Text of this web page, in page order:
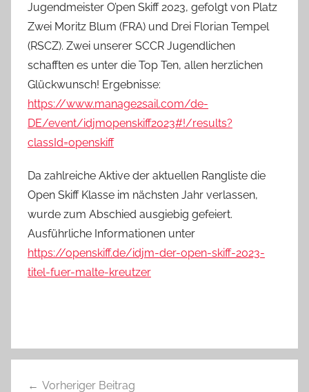
Jugendmeister O’pen Skiff 2023, gefolgt von Platz
Zwei Moritz Blum (FRA) und Drei Florian Tempel
(RSCZ). Zwei unserer SCCR Jugendlichen
schafften es unter die Top Ten, allen herzlichen
Glückwunsch! Ergebnisse:
https://www.manage2sail.com/de-
DE/event/idjmopenskiff2023#!/results?
classId=openskiff
Da zahlreiche Aktive der aktuellen Rangliste die
Open Skiff Klasse im nächsten Jahr verlassen,
wurde zum Abschied ausgiebig gefeiert.
Ausführliche Informationen unter
https://openskiff.de/idjm-der-open-skiff-2023-
titel-fuer-malte-kreutzer
Vorheriger Beitrag